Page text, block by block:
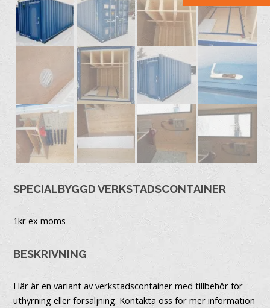
SPECIALBYGGD VERKSTADSCONTAINER
1kr ex moms
BESKRIVNING
Här är en variant av verkstadscontainer med tillbehör för
uthyrning eller försäljning. Kontakta oss för mer information